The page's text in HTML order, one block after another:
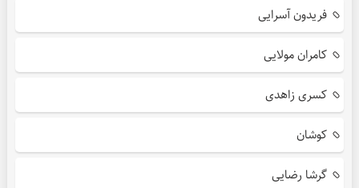
فریدون آسرایی
کامران مولایی
کسری زاهدی
کوشان
گرشا رضایی